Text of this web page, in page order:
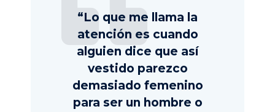
“Lo que me llama la
atención es cuando
alguien dice que así
vestido parezco
demasiado femenino
para ser un hombre o